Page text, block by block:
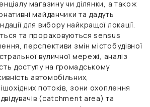
магазину чи ділянки, а також
майданчики та дадуть
для вибору найкращої локації.
та прораховуються sensus
перспективи змін містобудівної
вуличної мережі, аналіз
доступу на громадському
автомобільних,
потоків, зони охоплення
(catchment area) та